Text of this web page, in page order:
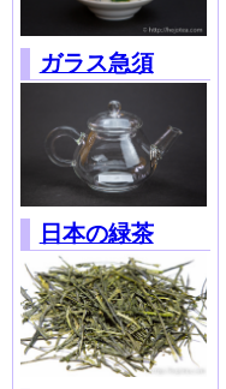
ガラス急須
日本の緑茶